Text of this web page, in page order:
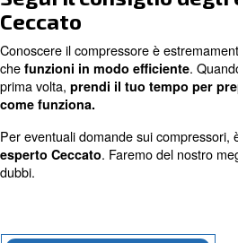
Dopo installato, il compressore
nel tuo ambiente di lavoro. Una
conoscere le informazioni e le
tubi flessibili necessari siano
scarico siano chiuse. Inoltre,
controlla questo elenco, è